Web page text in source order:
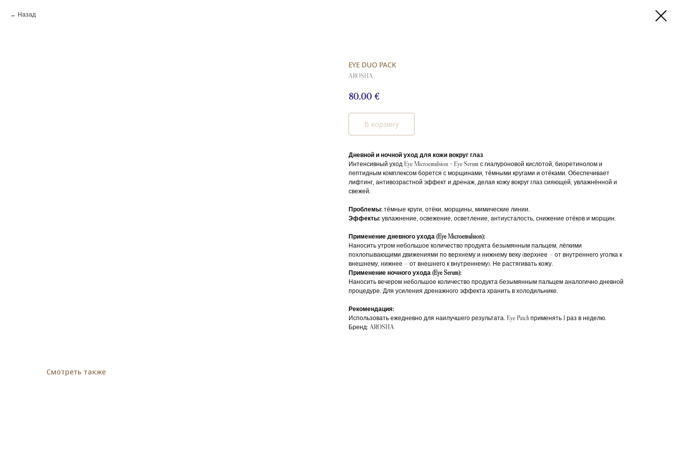
Назад
EYE DUO PACK
AROSHA
80.00 €
В корзину
Дневной и ночной уход для кожи вокруг глаз
Интенсивный уход Eye Microemulsion + Eye Serum с гиалуроновой кислотой, биоретинолом и
пептидным комплексом борется с морщинами, тёмными кругами и отёками. Обеспечивает
лифтинг, антивозрастной эффект и дренаж, делая кожу вокруг глаз сияющей, увлажнённой и
свежей.
Проблемы: тёмные круги, отёки, морщины, мимические линии.
Эффекты: увлажнение, освежение, осветление, антиусталость, снижение отёков и морщин.
Применение дневного ухода (Eye Microemulsion):
Наносить утром небольшое количество продукта безымянным пальцем, лёгкими
похлопывающими движениями по верхнему и нижнему веку (верхнее — от внутреннего уголка к
внешнему, нижнее — от внешнего к внутреннему). Не растягивать кожу.
Применение ночного ухода (Eye Serum):
Наносить вечером небольшое количество продукта безымянным пальцем аналогично дневной
процедуре. Для усиления дренажного эффекта хранить в холодильнике.
Рекомендация:
Использовать ежедневно для наилучшего результата. Eye Patch применять 1 раз в неделю.
Бренд: AROSHA
Смотреть также